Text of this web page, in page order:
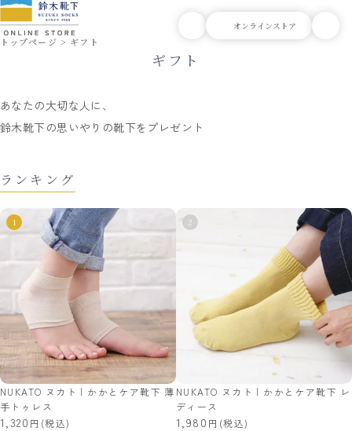
ギフト
トップページ ギフト
ギフト
あなたの大切な人に、
鈴木靴下の思いやりの靴下をプレゼント
ランキング
NUKATO ヌカト | かかとケア靴下 薄
手トゥレス
1,320 (税込)
NUKATO ヌカト | かかとケア靴下 レ
ディース
1,980 (税込)